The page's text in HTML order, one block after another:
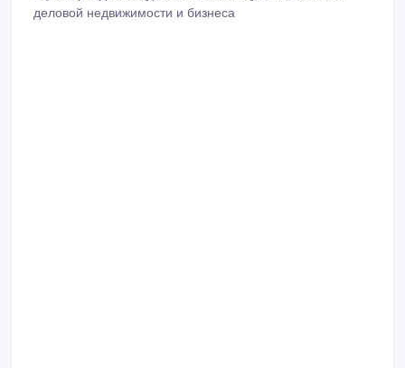
деловой недвижимости и бизнеса